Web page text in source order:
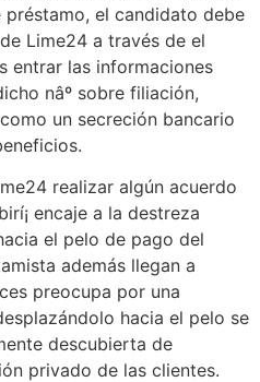
el candidato debe
Lime24 a través de el
entrar las informaciones
nâº sobre filiación,
un secreción bancario
realizar algún acuerdo
encaje a la destreza
el pelo de pago del
además llegan a
preocupa por una
hacia el pelo se
descubierta de
privado de las clientes.